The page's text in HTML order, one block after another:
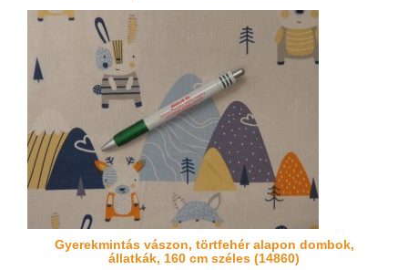
Gyerekmintás vászon, törtfehér alapon dombok,
állatkák, 160 cm széles (14860)